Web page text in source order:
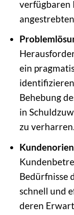
verfügbaren
ein
Behebung
in
zu verharren.
Bedürfnisse
schnell und
deren